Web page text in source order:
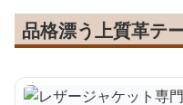
品格漂う上質革テ